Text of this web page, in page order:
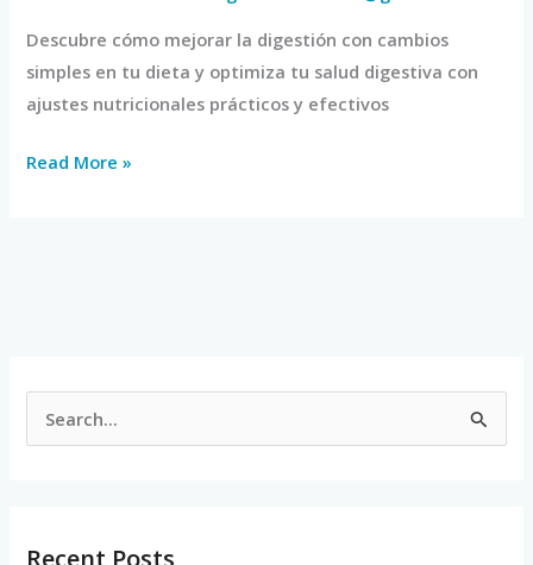
Descubre cómo mejorar la digestión con cambios
simples en tu dieta y optimiza tu salud digestiva con
ajustes nutricionales prácticos y efectivos
Read More »